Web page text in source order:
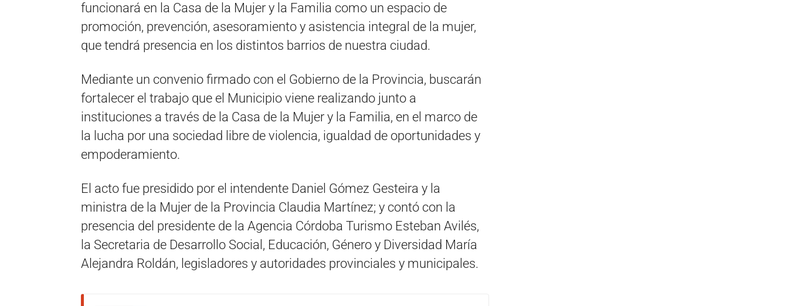
funcionará en la Casa de la Mujer y la Familia como un espacio de
promoción, prevención, asesoramiento y asistencia integral de la mujer,
que tendrá presencia en los distintos barrios de nuestra ciudad.
Mediante un convenio firmado con el Gobierno de la Provincia, buscarán
fortalecer el trabajo que el Municipio viene realizando junto a
instituciones a través de la Casa de la Mujer y la Familia, en el marco de
la lucha por una sociedad libre de violencia, igualdad de oportunidades y
empoderamiento.
El acto fue presidido por el intendente Daniel Gómez Gesteira y la
ministra de la Mujer de la Provincia Claudia Martínez; y contó con la
presencia del presidente de la Agencia Córdoba Turismo Esteban Avilés,
la Secretaria de Desarrollo Social, Educación, Género y Diversidad María
Alejandra Roldán, legisladores y autoridades provinciales y municipales.